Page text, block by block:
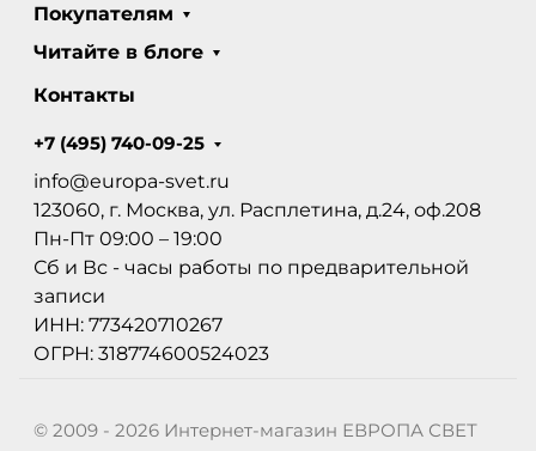
Покупателям
Читайте в блоге
Контакты
+7 (495) 740-09-25
info@europa-svet.ru
123060, г. Москва, ул. Расплетина, д.24, оф.208
Пн-Пт 09:00 – 19:00
Сб и Вс - часы работы по предварительной
записи
ИНН: 773420710267
ОГРН: 318774600524023
© 2009 - 2026 Интернет-магазин ЕВРОПА СВЕТ